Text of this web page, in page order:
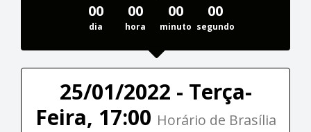
00
dia
00
hora
00
minuto
00
segundo
25/01/2022 - Terça-
Feira, 17:00 Horário de Brasília